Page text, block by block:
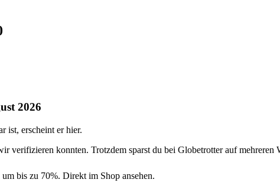
2026
ist, erscheint er hier.
verifizieren konnten. Trotzdem sparst du bei Globetrotter auf mehreren
bis zu 70%. Direkt im Shop ansehen.